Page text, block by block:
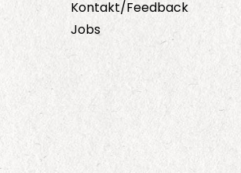
Kontakt/Feedback
Jobs